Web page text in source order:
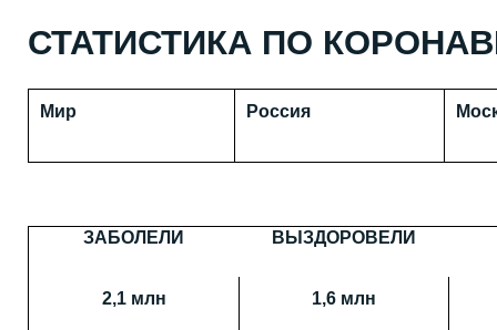
СТАТИСТИКА ПО
Мир Россия
ЗАБОЛЕЛИ ВЫЗДОРОВЕЛИ
2,1 млн 1,6 млн